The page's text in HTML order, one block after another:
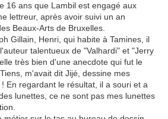
16 ans que Lambil est engagé aux
lettreur, après avoir suivi un an
Beaux-Arts de Bruxelles.
Gillain, Henri, qui habite à Tamines, il
talentueux de "Valhardi" et "Jerry
très bien d'une anecdote qui fut le
m'avait dit Jijé, dessine mes
En regardant le résultat, il a souri et a
lunettes, ce ne sont pas mes lunettes